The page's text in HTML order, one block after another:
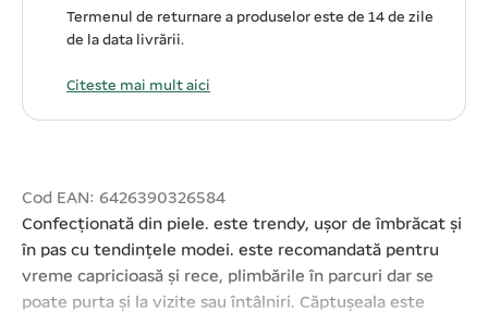
Termenul de returnare a produselor este de 14 de zile
de la data livrării.
Citeste mai mult aici
Cod EAN: 6426390326584
Confecționată din piele. este trendy, ușor de îmbrăcat și
în pas cu tendințele modei. este recomandată pentru
vreme capricioasă și rece, plimbările în parcuri dar se
poate purta și la vizite sau întâlniri. Căptușeala este